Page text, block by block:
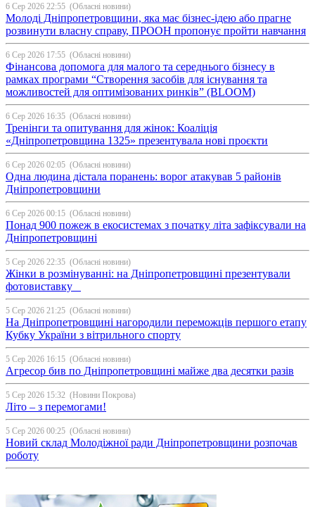
6 Сер 2026 22:55 (Обласні новини)
Молоді Дніпропетровщини, яка має бізнес-ідею або прагне
розвинути власну справу, ПРООН пропонує пройти навчання
6 Сер 2026 17:55 (Обласні новини)
Фінансова допомога для малого та середнього бізнесу в
рамках програми “Створення засобів для існування та
можливостей для оптимізованих ринків” (BLOOM)
6 Сер 2026 16:35 (Обласні новини)
Тренінги та опитування для жінок: Коаліція
«Дніпропетровщина 1325» презентувала нові проєкти
6 Сер 2026 02:05 (Обласні новини)
Одна людина дістала поранень: ворог атакував 5 районів
Дніпропетровщини
6 Сер 2026 00:15 (Обласні новини)
Понад 900 пожеж в екосистемах з початку літа зафіксували на
Дніпропетровщині
5 Сер 2026 22:35 (Обласні новини)
Жінки в розмінуванні: на Дніпропетровщині презентували
фотовиставку
5 Сер 2026 21:25 (Обласні новини)
На Дніпропетровщині нагородили переможців першого етапу
Кубку України з вітрильного спорту
5 Сер 2026 16:15 (Обласні новини)
Агресор бив по Дніпропетровщині майже два десятки разів
5 Сер 2026 15:32 (Новини Покрова)
Літо – з перемогами!
5 Сер 2026 00:25 (Обласні новини)
Новий склад Молодіжної ради Дніпропетровщини розпочав
роботу